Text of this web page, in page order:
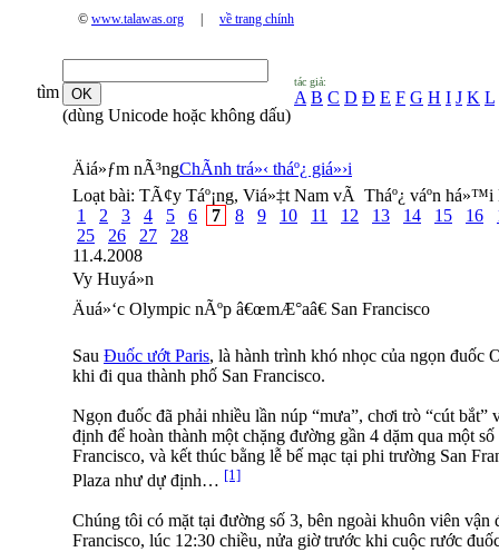
© www.talawas.org về trang chính
tìm
(dùng Unicode hoặc không dấu)
tác giả:
A B C D Đ E F G H I J K L
Äiá»ƒm nÃ³ngChÃ­nh trá»‹ tháº¿ giá»›i
Loạt bài: TÃ¢y Táº¡ng, Viá»‡t Nam vÃ Tháº¿ váº­n há»™i
1
2 3 4 5 6 7 8 9 10 11 12 13 14 15 16
25
26 27
28
11.4.2008
Vy Huyá»n
Äuá»‘c Olympic nÃºp â€œmÆ°aâ€ San Francisco
Sau Đuốc ướt Paris, là hành trình khó nhọc của ngọn đuốc
khi đi qua thành phố San Francisco.
Ngọn đuốc đã phải nhiều lần núp “mưa”, chơi trò “cút bắt”
định để hoàn thành một chặng đường gần 4 dặm qua một
Francisco, và kết thúc bằng lễ bế mạc tại phi trường San
Plaza như dự định… [1]
Chúng tôi có mặt tại đường số 3, bên ngoài khuôn viên
Francisco, lúc 12:30 chiều, nửa giờ trước khi cuộc rước